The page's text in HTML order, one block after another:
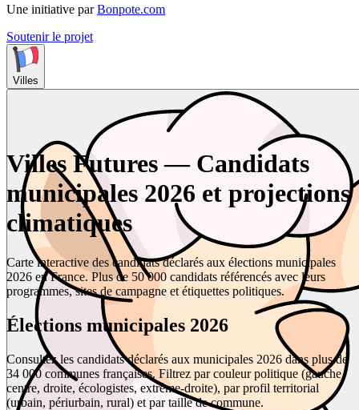
Une initiative par Bonpote.com
Soutenir le projet
Villes
Villes Futures — Candidats
municipales 2026 et projections
climatiques
Carte interactive des candidats déclarés aux élections municipales
2026 en France. Plus de 50 000 candidats référencés avec leurs
programmes, sites de campagne et étiquettes politiques.
Élections municipales 2026
Consultez les candidats déclarés aux municipales 2026 dans plus de
34 000 communes françaises. Filtrez par couleur politique (gauche,
centre, droite, écologistes, extrême-droite), par profil territorial
(urbain, périurbain, rural) et par taille de commune.